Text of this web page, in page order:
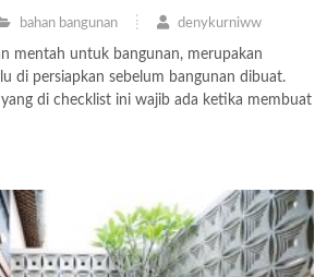
bahan bangunan denykurniww
mentah untuk bangunan, merupakan
di persiapkan sebelum bangunan dibuat.
di checklist ini wajib ada ketika membuat